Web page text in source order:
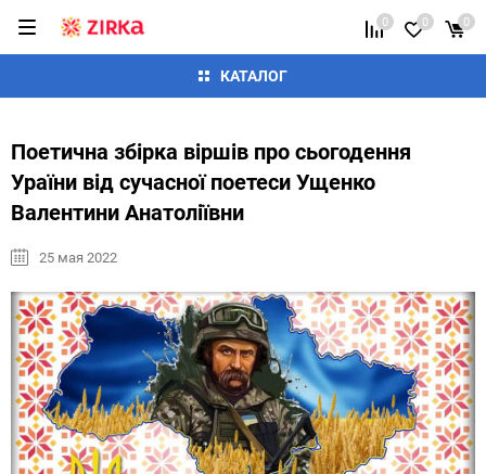
КАТАЛОГ
0 0 0
Поетична збірка віршів про сьогодення
Ураїни від сучасної поетеси Ущенко
Валентини Анатоліївни
25 мая 2022